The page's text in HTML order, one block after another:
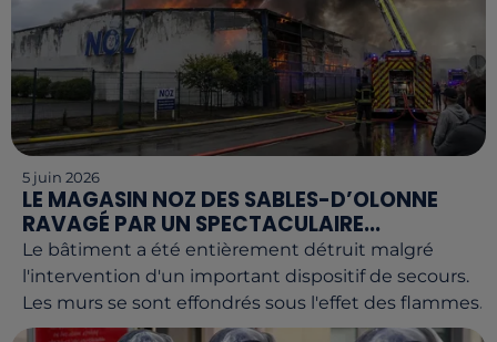
5 juin 2026
LE MAGASIN NOZ DES SABLES-D’OLONNE
RAVAGÉ PAR UN SPECTACULAIRE...
Le bâtiment a été entièrement détruit malgré
l'intervention d'un important dispositif de secours.
Les murs se sont effondrés sous l'effet des flammes.